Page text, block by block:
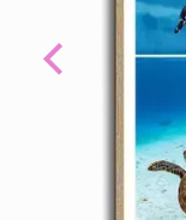
Previous